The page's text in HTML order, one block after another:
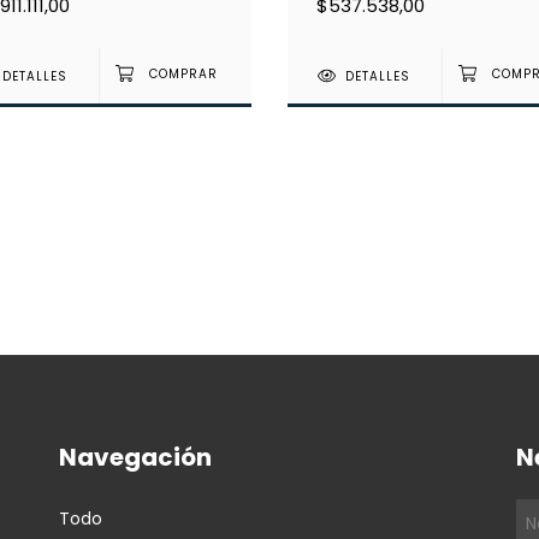
DETALLES DETALLES
Navegación
Todo